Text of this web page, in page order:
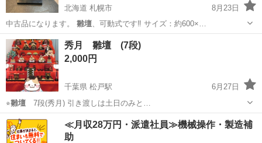
北海道 札幌市
8月23日
中古品になります。 雛壇 、可動式です‼︎ サイズ：約600×…
北海道 札幌市 その他 ディスプレイ
秀月 雛壇 (7段)
2,000円
千葉県 松戸駅
6月27日
⭐︎雛壇 7段(秀月) 引き渡しは土日のみと…
千葉 松戸市 松戸駅 年中行事用品 雛壇
≪月収28万円・派遣社員≫機械操作・製造補
助